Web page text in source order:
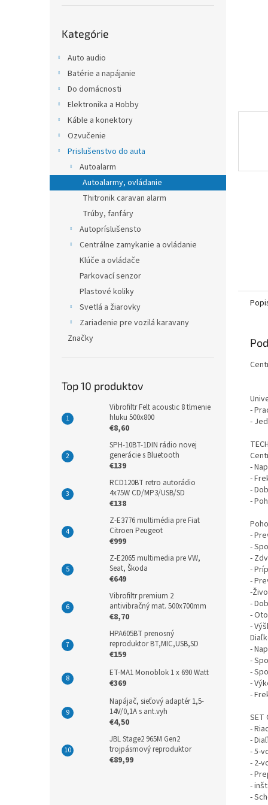
kategórie
Kategórie
Auto audio
Batérie a napájanie
Do domácnosti
Elektronika a Hobby
Káble a konektory
Ozvučenie
Prislušenstvo do auta
Autoalarm
Autoalarmy, ovládanie
Thitronik caravan alarm
Trúby, fanfáry
Autopríslušensto
Centrálne zamykanie a ovládanie
Klúče a ovládače
Parkovací senzor
Plastové koliky
Svetlá a žiarovky
Zariadenie pre vozilá karavany
Značky
Top 10 produktov
Vibrofiltr Felt acoustic 8 tlmenie
hluku 500x800
€8,60
SPH-10BT-1DIN rádio novej
generácie s Bluetooth
€139
RCD120BT retro autorádio
4x75W CD/MP3/USB/SD
€138
Z-E3776 multimédia pre Fiat
Citroen Peugeot
€999
Z-E2065 multimedia pre VW,
Seat, Škoda
€649
Vibrofiltr premium 2
antivibračný mat. 500x700mm
€8,70
HPA605BT prenosný
reproduktor BT,MIC,USB,SD
€159
ET-MA1 Monoblok 1 x 690 Watt
€369
Napájač, sieťový adaptér 1,5-
14V/0,1A s ant.vyh
€4,50
JBL Stage2 965M Gen2
trojpásmový reproduktor
€89,99
-
-
-
-
-
-
-
-
-
-
-
-
-
-
-
-
-
-
-
-
SET
-
-
- 5-
- 2-
-
-
-